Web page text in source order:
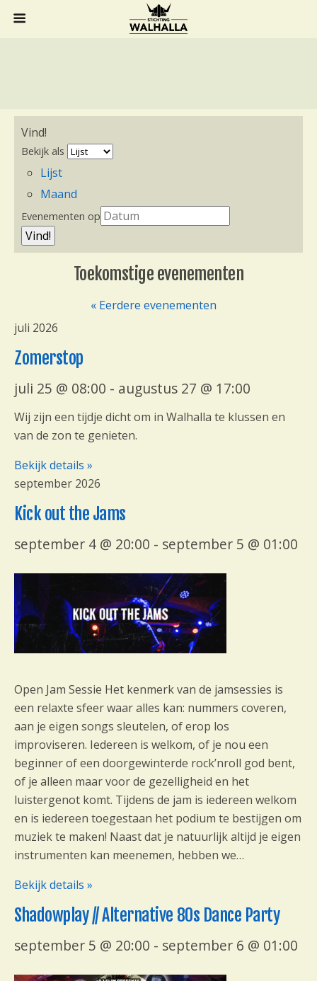
Vind!
E
e
n
e
m
n
w
e
e
r
g
a
e
n
a
v
g
t
e
Bekijk als
Lijst
Maand
Evenementen op
Toekomstige evenementen
v
e
n
e
m
e
n
e
n
l
i
s
t
n
a
v
i
g
t
i
e
« Eerdere evenementen
juli 2026
Zomerstop
juli 25 @ 08:00 - augustus 27 @ 17:00
Wij zijn een tijdje dicht om in Walhalla te klussen en
van de zon te genieten.
Bekijk details »
september 2026
Kick out the Jams
september 4 @ 20:00 - september 5 @ 01:00
Open Jam Sessie Het kenmerk van de jamsessies is
een relaxte sfeer waar alles kan: nummers coveren,
aan je eigen songs sleutelen, of erop los
improviseren. Iedereen is welkom, of je nou een
beginner of een doorgewinterde rock’nroll god bent,
of je alleen maar voor de gezelligheid en het
luistergenot komt. Tijdens de jam is iedereen welkom
en is iedereen toegestaan het podium te bestijgen om
muziek te maken! Naast dat je natuurlijk altijd je eigen
instrumenten kan meenemen, hebben we…
Bekijk details »
Shadowplay // Alternative 80s Dance Party
september 5 @ 20:00 - september 6 @ 01:00